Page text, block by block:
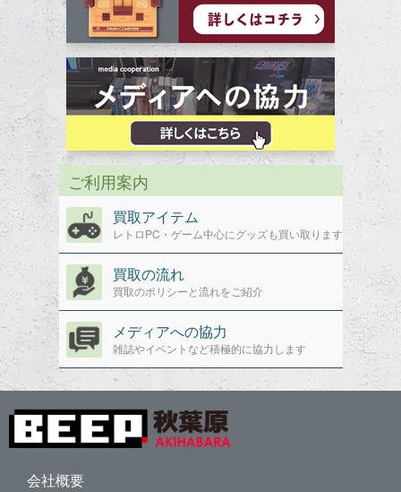
ご利用案内
買取アイテム
レトロPC・ゲーム中心にグッズも買い取ります
買取の流れ
買取のポリシーと流れをご紹介
メディアへの協力
雑誌やイベントなど積極的に協力します
会社概要